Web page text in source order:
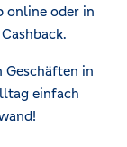
online oder in
Geschäften in
einfach